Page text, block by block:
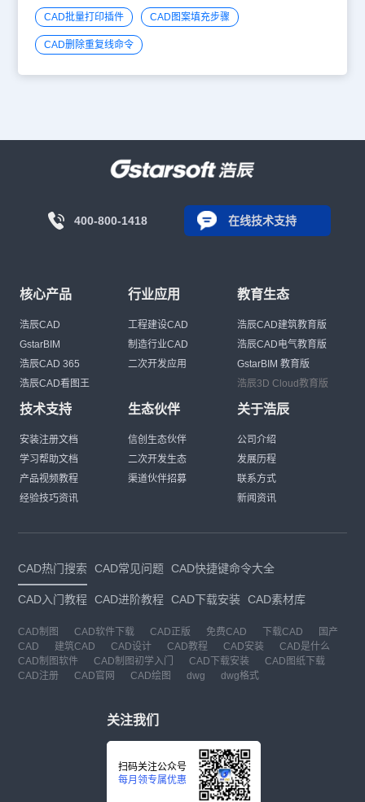
CAD批量打印插件 CAD图案填充步骤
CAD删除重复线命令
400-800-1418 在线技术支持
核心产品
浩辰CAD
GstarBIM
浩辰CAD 365
浩辰CAD看图王
行业应用
工程建设CAD
制造行业CAD
二次开发应用
教育生态
浩辰CAD建筑教育版
浩辰CAD电气教育版
GstarBIM 教育版
浩辰3D Cloud教育版
技术支持
安装注册文档
学习帮助文档
产品视频教程
经验技巧资讯
生态伙伴
信创生态伙伴
二次开发生态
渠道伙伴招募
关于浩辰
公司介绍
发展历程
联系方式
新闻资讯
CAD热门搜索 CAD常见问题 CAD快捷键命令大全
CAD入门教程 CAD进阶教程 CAD下载安装 CAD素材库
CAD制图 CAD软件下载 CAD正版 免费CAD 下载CAD
国产
CAD
建筑CAD CAD设计 CAD教程 CAD安装
CAD是什么
CAD制图软件
CAD制图初学入门 CAD下载安装
CAD图纸下载
CAD注册
CAD官网 CAD绘图 dwg dwg格式
关注我们
扫码关注公众号
每月领专属优惠